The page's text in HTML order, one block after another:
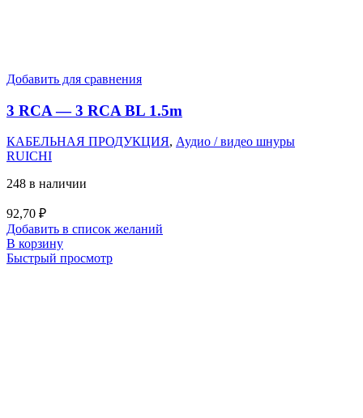
Добавить для сравнения
3 RCA — 3 RCA BL 1.5m
КАБЕЛЬНАЯ ПРОДУКЦИЯ, Аудио / видео шнуры
RUICHI
248 в наличии
92,70 ₽
Добавить в список желаний
В корзину
Быстрый просмотр